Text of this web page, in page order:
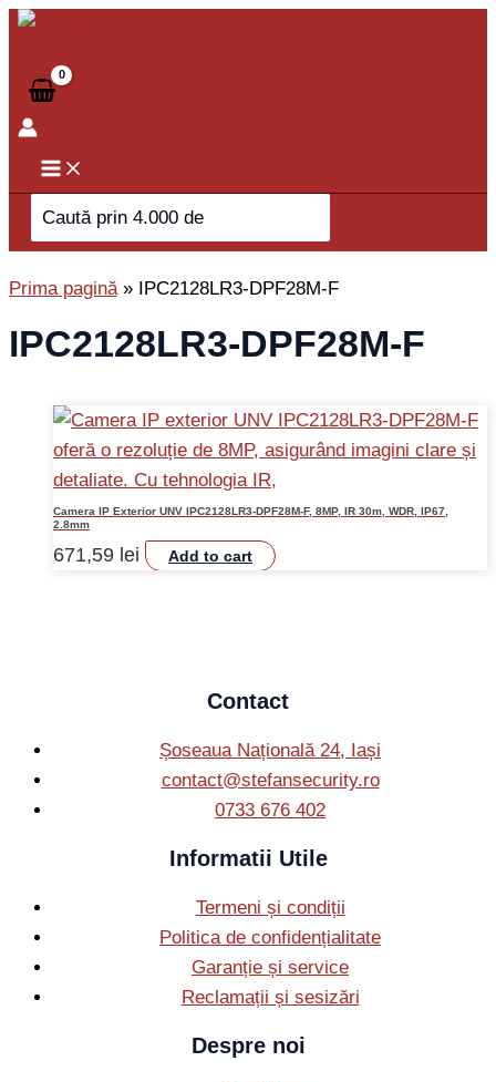
Skip
content
Search
for:
Prima pagină» IPC2128LR3-DPF28M-F
IPC2128LR3-DPF28M-F
Camera IP Exterior UNV IPC2128LR3-DPF28M-F, 8MP, IR 30m, WDR, IP67,
2.8mm
671,59 lei Add to cart
Contact
Șoseaua Națională 24, Iași
contact@stefansecurity.ro
0733 676 402
Informatii Utile
Termeni și condiții
Politica de confidențialitate
Garanție și service
Reclamații și sesizări
Despre noi